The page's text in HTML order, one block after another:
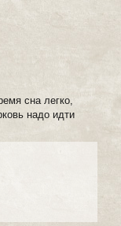
сна легко,
надо идти